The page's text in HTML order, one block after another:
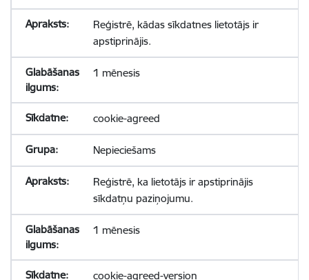
Reģistrē, kādas sīkdatnes lietotājs ir
apstiprinājis.
1 mēnesis
cookie-agreed
Nepieciešams
Reģistrē, ka lietotājs ir apstiprinājis
sīkdatņu paziņojumu.
1 mēnesis
cookie-agreed-version